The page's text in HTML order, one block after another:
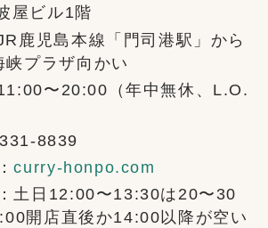
屋ビル1階
鹿児島本線「門司港駅」から
峡プラザ向かい
〜20:00（年中無休、L.O.
8839
curry-honpo.com
土日12:00〜13:30は20〜30
開店直後か14:00以降が空い